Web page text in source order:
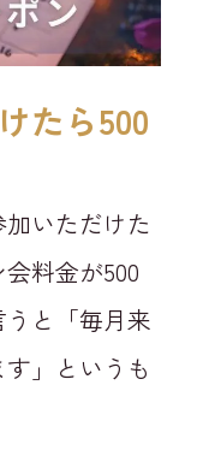
たら500
いただけた
料金が500
と「毎月来
」というも